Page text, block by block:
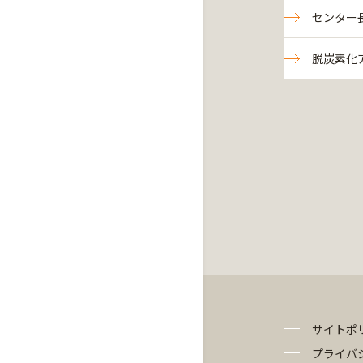
センター
脱炭素化
サイトポ
プライバ